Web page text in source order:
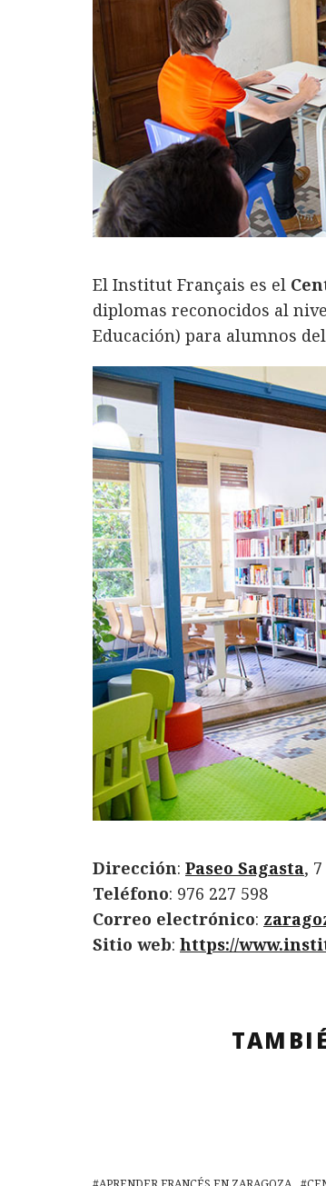
El Institut Français es el
diplomas reconocidos al
Educación) para alumnos
Dirección: Paseo Sagasta, 7
Teléfono: 976 227 598
Correo electrónico:
Sitio web: https://